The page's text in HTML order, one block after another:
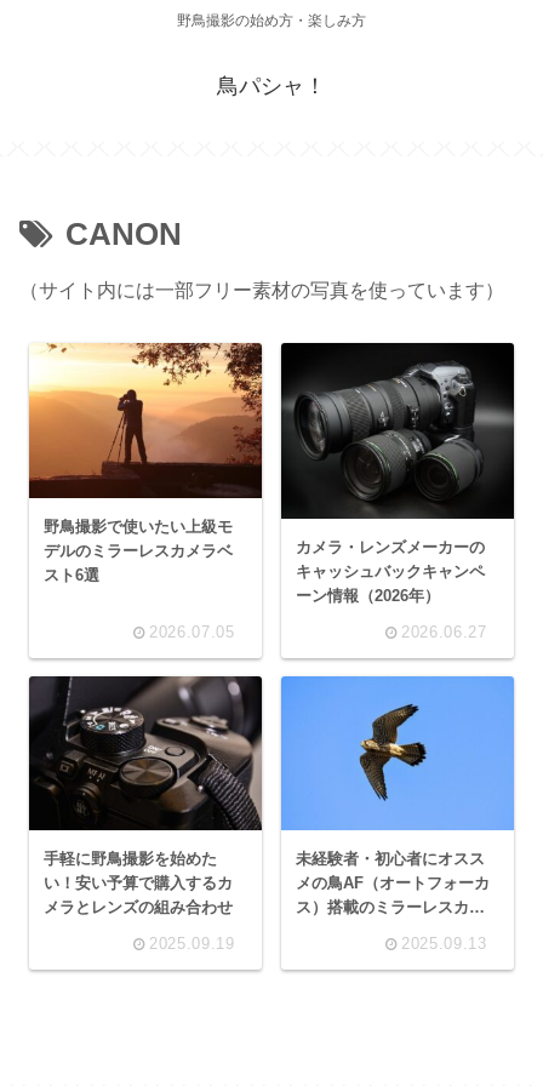
野鳥撮影の始め方・楽しみ方
鳥パシャ！
CANON
（サイト内には一部フリー素材の写真を使っています）
野鳥撮影で使いたい上級モ
デルのミラーレスカメラベ
スト6選
2026.07.05
カメラ・レンズメーカーの
キャッシュバックキャンペ
ーン情報（2026年）
2026.06.27
手軽に野鳥撮影を始めた
い！安い予算で購入するカ
メラとレンズの組み合わせ
2025.09.19
未経験者・初心者にオスス
メの鳥AF（オートフォーカ
ス）搭載のミラーレスカメ
2025.09.13